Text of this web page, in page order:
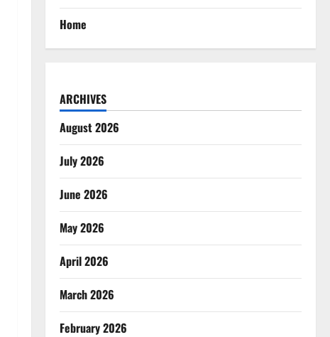
Home
ARCHIVES
August 2026
July 2026
June 2026
May 2026
April 2026
March 2026
February 2026